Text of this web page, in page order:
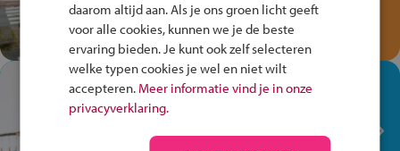
Speel het Fiets Veilig Verkeersspel
en win een Cortina-fiets!
In de winkel ben je op je
plek!
Ontdek via het vmbo jouw talent
daarom altijd aan. Als je ons groen licht geeft
voor alle cookies, kunnen we je de beste
ervaring bieden. Je kunt ook zelf selecteren
welke typen cookies je wel en niet wilt
accepteren. Meer informatie vind je in onze
privacyverklaring.